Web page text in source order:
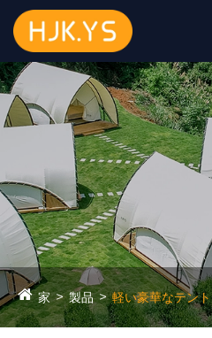
家 製品 軽い豪華なテント